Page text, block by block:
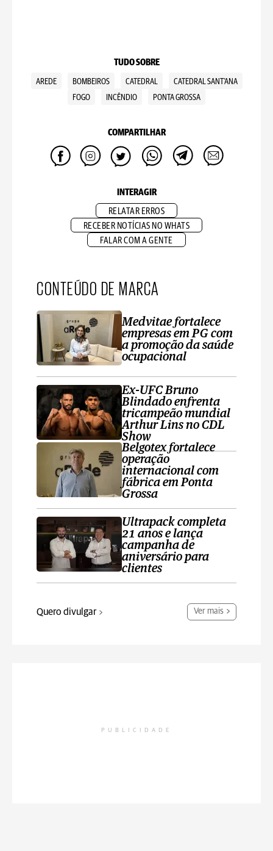
TUDO SOBRE
AREDE BOMBEIROS CATEDRAL
CATEDRAL SANT'ANA
FOGO
INCÊNDIO PONTA GROSSA
COMPARTILHAR
INTERAGIR
RELATAR ERROS
RECEBER NOTÍCIAS NO WHATS
FALAR COM A GENTE
CONTEÚDO DE MARCA
Medvitae fortalece
empresas em PG com
a promoção da saúde
ocupacional
Ex-UFC Bruno
Blindado enfrenta
tricampeão mundial
Arthur Lins no CDL
Show
Belgotex fortalece
operação
internacional com
fábrica em Ponta
Grossa
Ultrapack completa
21 anos e lança
campanha de
aniversário para
clientes
Quero divulgar Ver mais
PUBLICIDADE